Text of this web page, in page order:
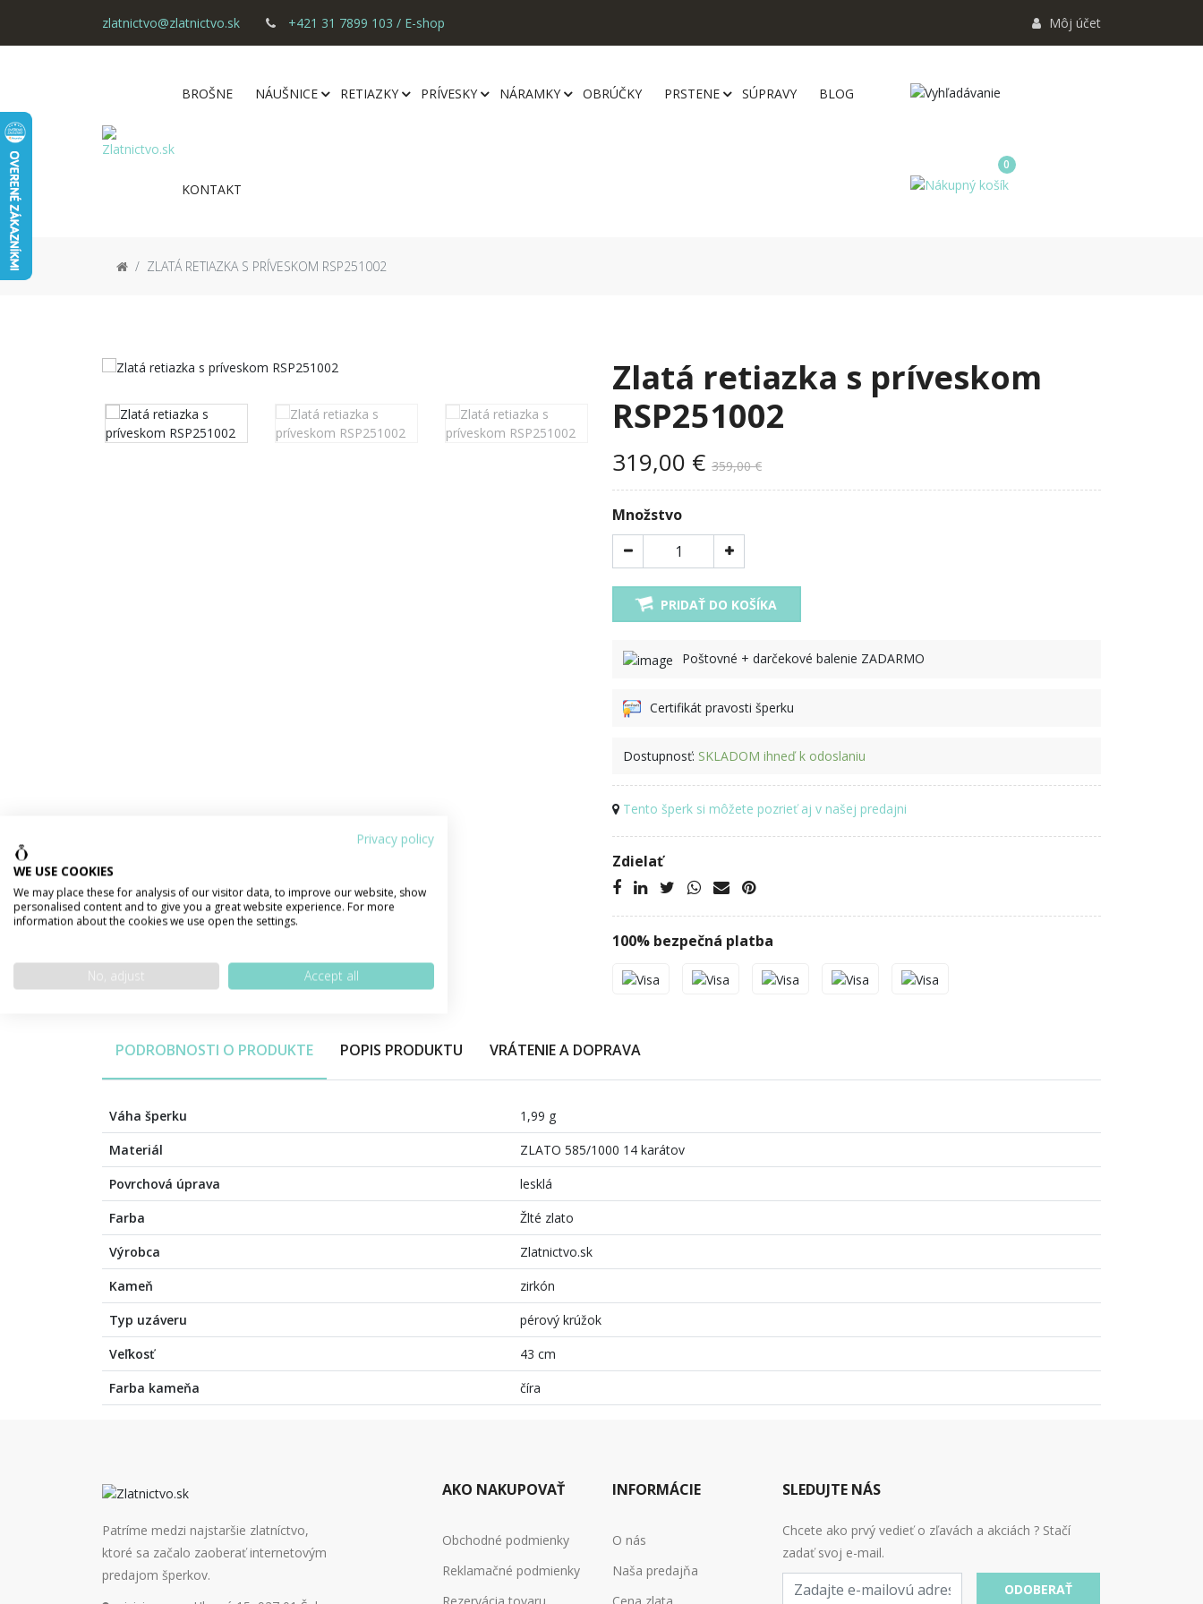
zlatnictvo@zlatnictvo.sk +421 31 7899 103 / E-shop Môj účet
BROŠNE NÁUŠNICE RETIAZKY PRÍVESKY NÁRAMKY OBRÚČKY PRSTENE SÚPRAVY BLOG
KONTAKT
0
ZLATÁ RETIAZKA S PRÍVESKOM RSP251002
Zlatá retiazka s príveskom
RSP251002
319,00 € 359,00 €
Množstvo
PRIDAŤ DO KOŠÍKA
Poštovné + darčekové balenie ZADARMO
Certifikát pravosti šperku
Dostupnosť: SKLADOM ihneď k odoslaniu
Tento šperk si môžete pozrieť aj v našej predajni
Zdielať
100% bezpečná platba
PODROBNOSTI O PRODUKTE POPIS PRODUKTU VRÁTENIE A DOPRAVA
Váha šperku
1,99 g
Materiál
ZLATO 585/1000 14 karátov
Povrchová úprava
lesklá
Farba
Žlté zlato
Výrobca
Zlatnictvo.sk
Kameň
zirkón
Typ uzáveru
pérový krúžok
Veľkosť
43 cm
Farba kameňa
číra
Patríme medzi najstaršie zlatníctvo,
ktoré sa začalo zaoberať internetovým
predajom šperkov.
AKO NAKUPOVAŤ
Obchodné podmienky
Reklamačné podmienky
INFORMÁCIE
O nás
Naša predajňa
SLEDUJTE NÁS
Chcete ako prvý vedieť o zľavách a akciách ? Stačí
zadať svoj e-mail.
mail
ODOBERAŤ
Privacy policy
WE USE COOKIES
We may place these for analysis of our visitor data, to improve our website, show
personalised content and to give you a great website experience. For more
information about the cookies we use open the settings.
No, adjust Accept all